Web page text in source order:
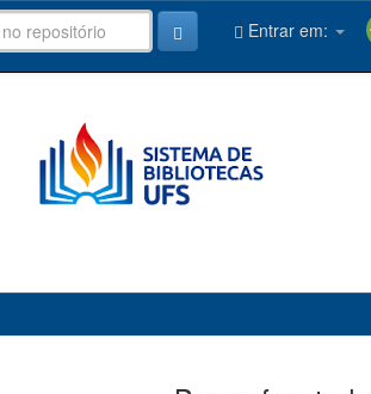
Entrar em: